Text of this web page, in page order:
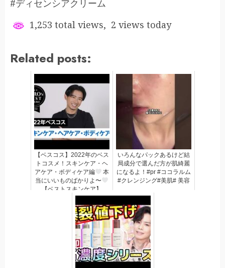
#ディセンシアクリーム
1,253 total views, 2 views today
Related posts:
【ベスコス】2022年のベス
トコスメ！スキンケア・ヘ
アケア・ボディケア編
本
当にいいものばかりよ〜
【ベストスキンケア】
いろんなパックあるけど結
局成分で選んだ方が肌綺麗
になるよ！#pr #ココラルム
#クレンジング#美肌# 美容